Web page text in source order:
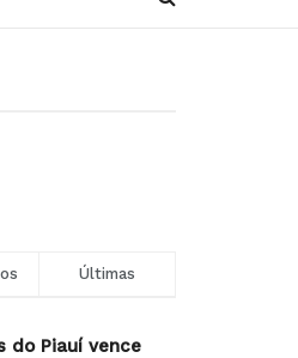
Últimas
do Piauí vence